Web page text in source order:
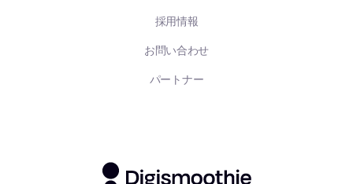
採用情報
お問い合わせ
パートナー